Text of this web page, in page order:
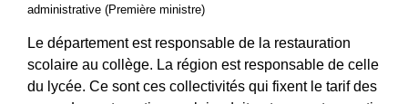
administrative (Première ministre)
Le département est responsable de la restauration
scolaire au collège. La région est responsable de celle
du lycée. Ce sont ces collectivités qui fixent le tarif des